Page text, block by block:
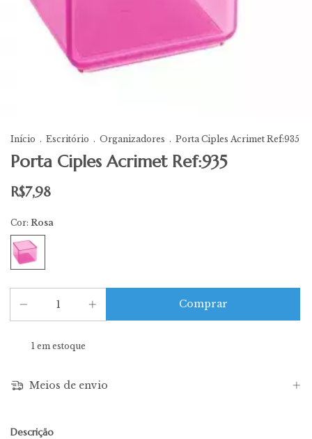
Início . Escritório . Organizadores . Porta Ciples Acrimet Ref:935
Porta Ciples Acrimet Ref:935
R$7,98
Cor: Rosa
1em estoque
Meios de envio
Descrição